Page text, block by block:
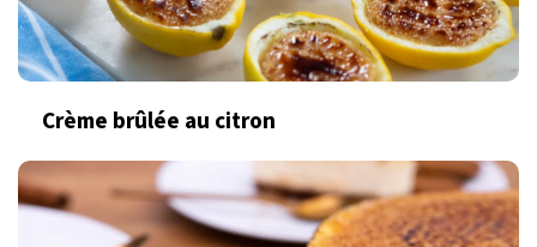
Crème brûlée au citron